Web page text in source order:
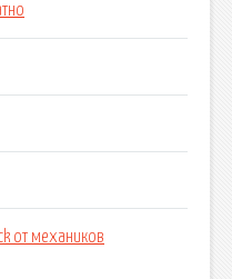
от механиков